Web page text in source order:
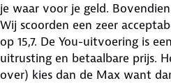
je waar voor je geld.
Wij scoorden een zeer
op 15,7. De You-uitvoering is
uitrusting en betaalbare prijs.
over) kies dan de Max want